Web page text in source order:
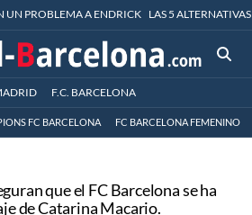
UN PROBLEMA A ENDRICK LAS 5
F.C. BARCELONA
FC BARCELONA FC BARCELONA FEMENINO
que el FC Barcelona se ha
de Catarina Macario.